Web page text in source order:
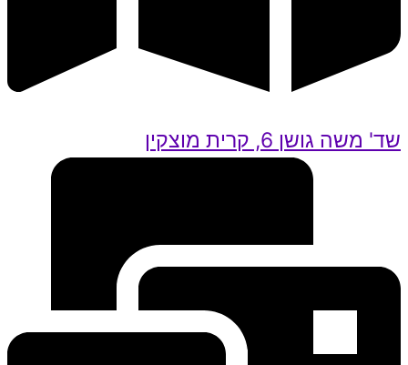
שד' משה גושן 6, קרית מוצקין